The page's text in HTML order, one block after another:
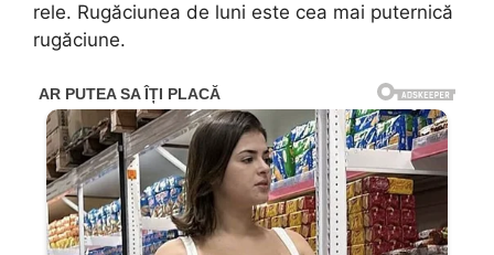
rele. Rugăciunea de luni este cea mai puternică
rugăciune.